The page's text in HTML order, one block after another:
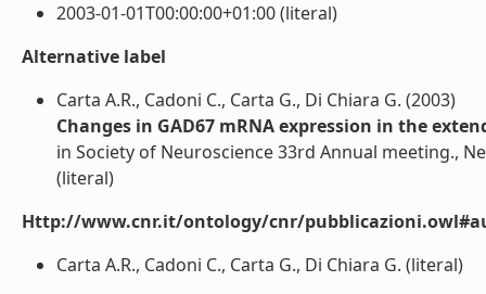
2003-01-01T00:00:00+01:00 (literal)
Alternative label
Carta A.R., Cadoni C., Carta G., Di Chiara G. (2003)
Changes in GAD67 mRNA expression in the
in Society of Neuroscience 33rd Annual meeting.,
(literal)
Http://www.cnr.it/ontology/cnr/
Carta A.R., Cadoni C., Carta G., Di Chiara G. (literal)